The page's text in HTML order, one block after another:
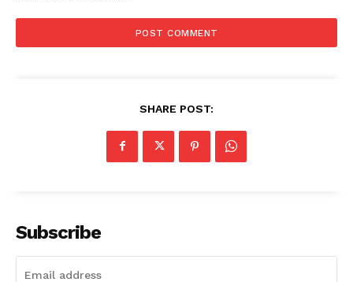
SHARE POST:
Subscribe